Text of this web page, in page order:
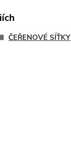
ČEŘENOVÉ SÍŤKY